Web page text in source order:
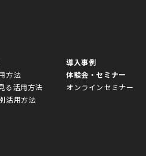
方法
る活用方法
活用方法
導入事例
オンラインセミナー
体験会・セミナー